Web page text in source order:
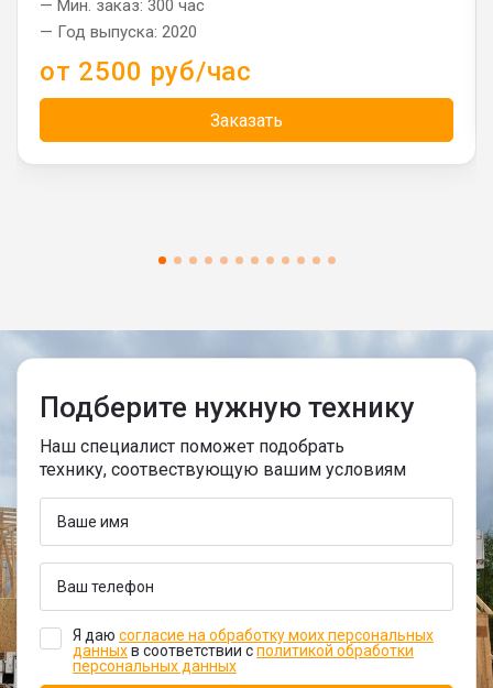
— Мин. заказ: 300 час
— Год выпуска: 2020
от 2500 руб/час
Заказать
Подберите нужную технику
Наш специалист поможет подобрать
технику, соотвествующую вашим условиям
Я даю согласие на обработку моих персональных
данныхв соответствии сполитикой обработки
персональных данных